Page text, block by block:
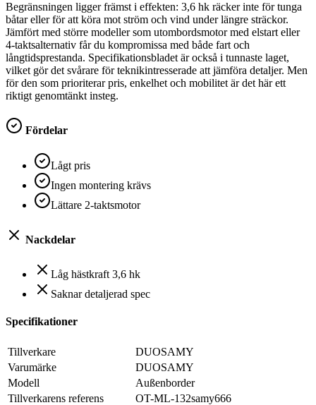
Begränsningen ligger främst i effekten: 3,6 hk räcker inte för tunga
båtar eller för att köra mot ström och vind under längre sträckor.
Jämfört med större modeller som utombordsmotor med elstart eller
4-taktsalternativ får du kompromissa med både fart och
långtidsprestanda. Specifikationsbladet är också i tunnaste laget,
vilket gör det svårare för teknikintresserade att jämföra detaljer. Men
för den som prioriterar pris, enkelhet och mobilitet är det här ett
riktigt genomtänkt insteg.
Fördelar
Lågt pris
Ingen montering krävs
Lättare 2-taktsmotor
Nackdelar
Låg hästkraft 3,6 hk
Saknar detaljerad spec
Specifikationer
Tillverkare
‎DUOSAMY
Varumärke
‎DUOSAMY
Modell
‎Außenborder
Tillverkarens referens
‎OT-ML-132samy666